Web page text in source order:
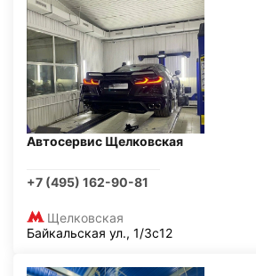
Автосервис Щелковская
+7 (495) 162-90-81
Щелковская
Байкальская ул., 1/3с12